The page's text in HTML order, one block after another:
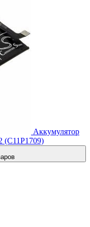
Аккумулятор
(C11P1709)